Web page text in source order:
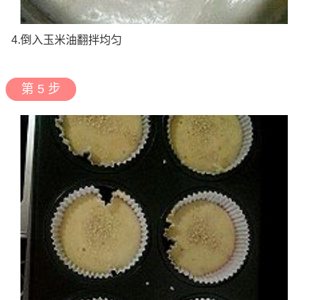
4.倒入玉米油翻拌均匀
第 5 步